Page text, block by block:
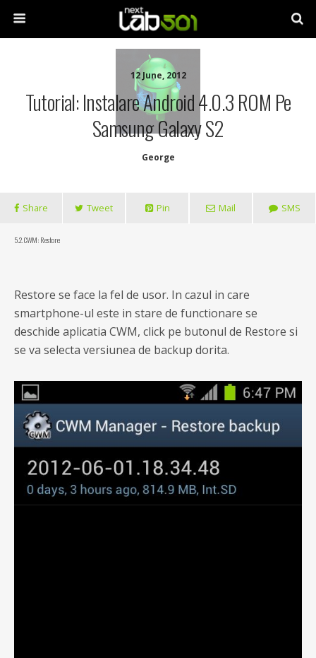
12 June, 2012
Tutorial: Instalare Android 4.0.3 ROM Pe
Samsung Galaxy S2
George
Share Tweet Pin Mail SMS
5.2. CWM: Restore
Restore se face la fel de usor. In cazul in care
smartphone-ul este in stare de functionare se
deschide aplicatia CWM, click pe butonul de Restore si
se va selecta versiunea de backup dorita.